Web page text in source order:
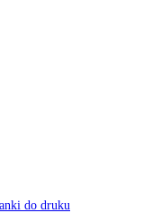
do druku